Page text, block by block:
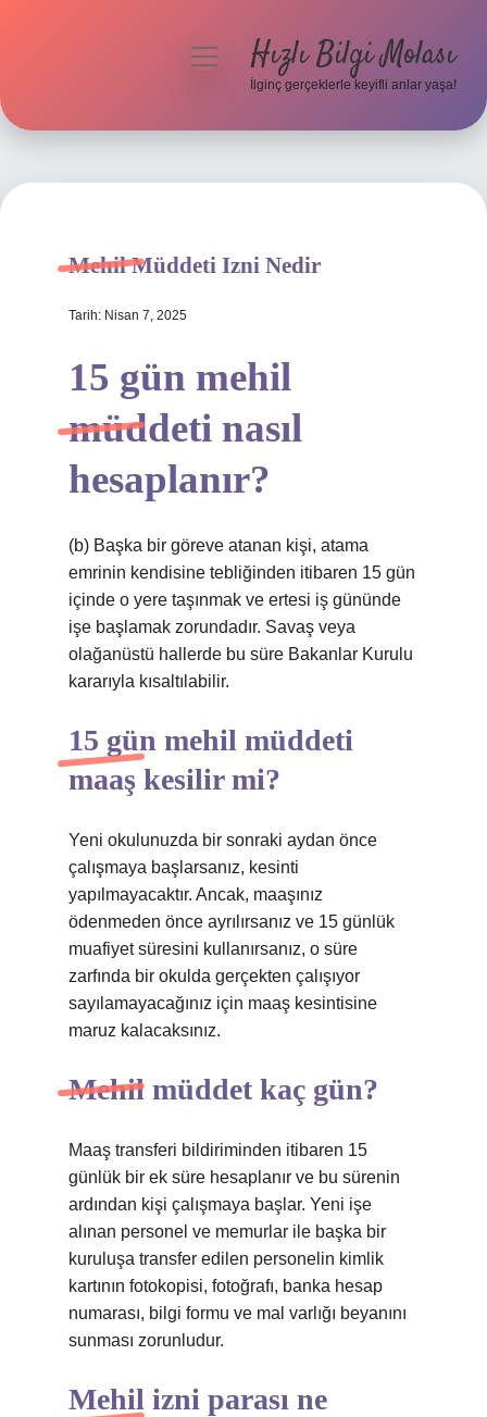
Hakkımızda
menüyüHızlı Bilgi Molası
İlginç gerçeklerle keyifli anlar yaşa!
Mehil Müddeti Izni Nedir
Tarih: Nisan 7, 2025
15 gün mehil
müddeti nasıl
hesaplanır?
(b) Başka bir göreve atanan kişi, atama
emrinin kendisine tebliğinden itibaren 15 gün
içinde o yere taşınmak ve ertesi iş gününde
işe başlamak zorundadır. Savaş veya
olağanüstü hallerde bu süre Bakanlar Kurulu
kararıyla kısaltılabilir.
15 gün mehil müddeti
maaş kesilir mi?
Yeni okulunuzda bir sonraki aydan önce
çalışmaya başlarsanız, kesinti
yapılmayacaktır. Ancak, maaşınız
ödenmeden önce ayrılırsanız ve 15 günlük
muafiyet süresini kullanırsanız, o süre
zarfında bir okulda gerçekten çalışıyor
sayılamayacağınız için maaş kesintisine
maruz kalacaksınız.
Mehil müddet kaç gün?
Maaş transferi bildiriminden itibaren 15
günlük bir ek süre hesaplanır ve bu sürenin
ardından kişi çalışmaya başlar. Yeni işe
alınan personel ve memurlar ile başka bir
kuruluşa transfer edilen personelin kimlik
kartının fotokopisi, fotoğrafı, banka hesap
numarası, bilgi formu ve mal varlığı beyanını
sunması zorunludur.
Mehil izni parası ne